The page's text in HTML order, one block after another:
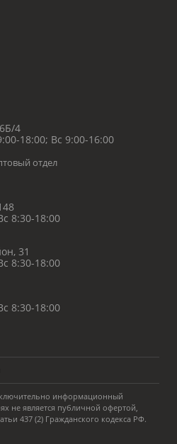
4
18:00; Вс 9:00-16:00
отдел
8:30-18:00
31
8:30-18:00
8:30-18:00
информационный
не является публичной офертой,
437 (2) Гражданского кодекса РФ.